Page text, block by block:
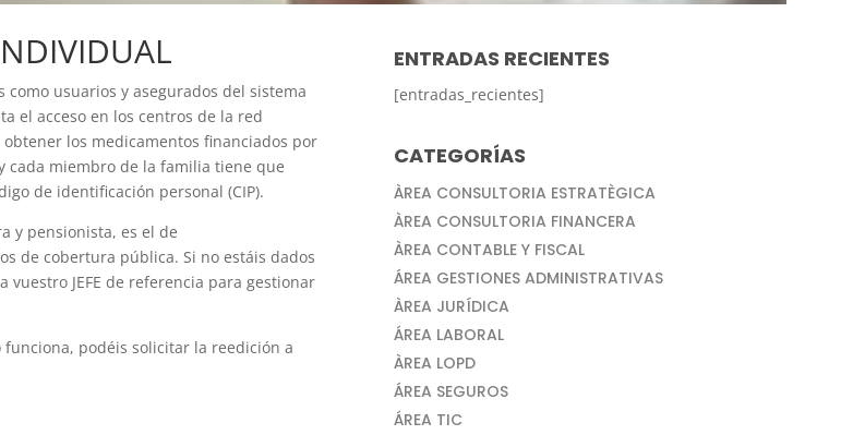
usuarios y asegurados del sistema
el acceso en los centros de la red
los medicamentos financiados por
cada miembro de la familia tiene que
de identificación personal (CIP).
y pensionista, es el de
de cobertura pública. Si no estáis dados
JEFE de referencia para gestionar
podéis solicitar la reedición a
ENTRADAS RECIENTES
[entradas_recientes]
CATEGORÍAS
ÀREA CONSULTORIA ESTRATÈGICA
ÀREA CONSULTORIA FINANCERA
ÀREA CONTABLE Y FISCAL
ÁREA GESTIONES ADMINISTRATIVAS
ÀREA JURÍDICA
ÁREA LABORAL
ÀREA LOPD
ÁREA SEGUROS
ÁREA TIC